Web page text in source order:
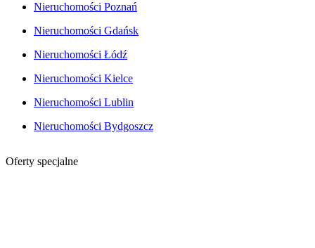
Nieruchomości Poznań
Nieruchomości Gdańsk
Nieruchomości Łódź
Nieruchomości Kielce
Nieruchomości Lublin
Nieruchomości Bydgoszcz
Oferty specjalne